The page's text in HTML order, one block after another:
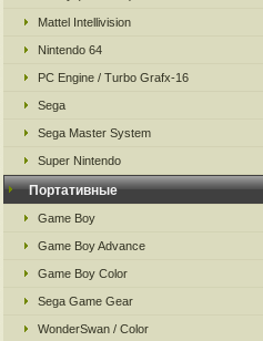
Mattel Intellivision
Nintendo 64
PC Engine / Turbo Grafx-16
Sega
Sega Master System
Super Nintendo
Портативные
Game Boy
Game Boy Advance
Game Boy Color
Sega Game Gear
WonderSwan / Color